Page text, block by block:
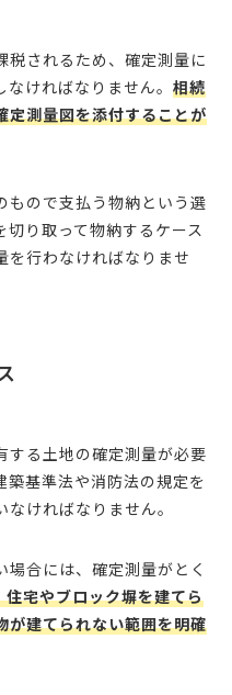
税されるため、確定測量に
ければなりません。 相続
定測量図を添付することが
もので支払う物納という選
り取って物納するケース
を行わなければなりませ
する土地の確定測量が必要
築基準法や消防法の規定を
ければなりません。
合には、確定測量がとく
住宅やブロック塀を建てら
が建てられない範囲を明確